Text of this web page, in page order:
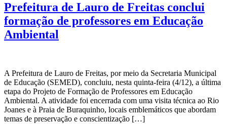
Prefeitura de Lauro de Freitas conclui
formação de professores em Educação
Ambiental
A Prefeitura de Lauro de Freitas, por meio da Secretaria Municipal
de Educação (SEMED), concluiu, nesta quinta-feira (4/12), a última
etapa do Projeto de Formação de Professores em Educação
Ambiental. A atividade foi encerrada com uma visita técnica ao Rio
Joanes e à Praia de Buraquinho, locais emblemáticos que abordam
temas de preservação e conscientização […]